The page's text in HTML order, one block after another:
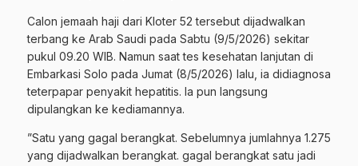
Calon jemaah haji dari Kloter 52 tersebut dijadwalkan
terbang ke Arab Saudi pada Sabtu (9/5/2026) sekitar
pukul 09.20 WIB. Namun saat tes kesehatan lanjutan di
Embarkasi Solo pada Jumat (8/5/2026) lalu, ia didiagnosa
teterpapar penyakit hepatitis. Ia pun langsung
dipulangkan ke kediamannya.
”Satu yang gagal berangkat. Sebelumnya jumlahnya 1.275
yang dijadwalkan berangkat. gagal berangkat satu jadi